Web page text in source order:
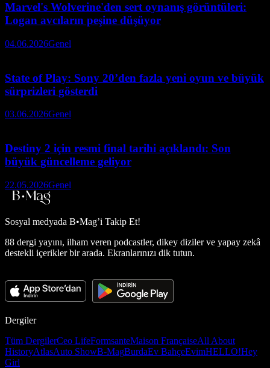
Marvel's Wolverine'den sert oynanış görüntüleri:
Logan avcıların peşine düşüyor
04.06.2026Genel
State of Play: Sony 20’den fazla yeni oyun ve büyük
sürprizleri gösterdi
03.06.2026Genel
Destiny 2 için resmi final tarihi açıklandı: Son
büyük güncelleme geliyor
22.05.2026Genel
Sosyal medyada B•Mag’i Takip Et!
88 dergi yayını, ilham veren podcastler, dikey diziler ve yapay zekâ
destekli içerikler bir arada. Ekranlarınızı dik tutun.
Dergiler
Tüm DergilerCeo LifeFormsanteMaison FrançaiseAll About
HistoryAtlasAuto ShowB-MagBurdaEv BahçeEvimHELLO!Hey
Girl